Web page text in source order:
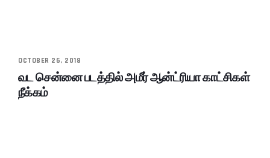
OCTOBER 26, 2018
வட சென்னை படத்தில் அமீர் ஆன்ட்ரியா காட்சிகள்
நீக்கம்